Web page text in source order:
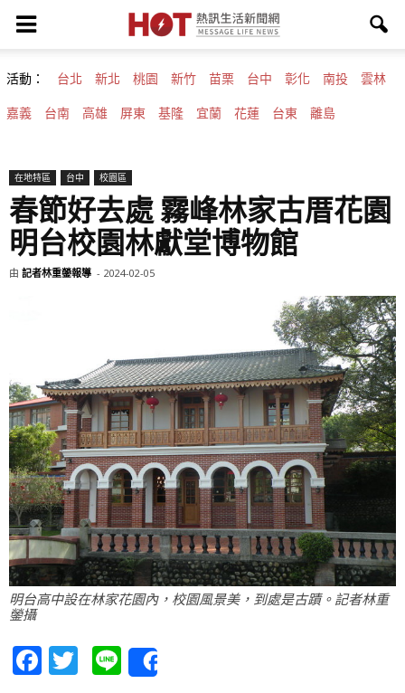
活動： 台北 新北 桃園 新竹 苗栗 台中 彰化 南投 雲林
嘉義 台南 高雄 屏東 基隆 宜蘭 花蓮 台東 離島
在地特區 台中 校園區
春節好去處 霧峰林家古厝花園
明台校園林獻堂博物館
由 記者林重鎣報導 - 2024-02-05
明台高中設在林家花園內，校園風景美，到處是古蹟。記者林重
鎣攝
Facebook
Twitter
Line